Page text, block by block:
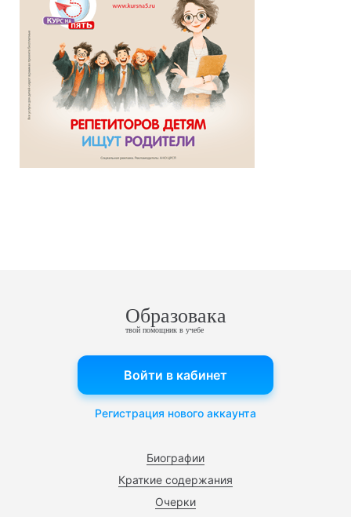
Образовака
твой помощник в учебе
Биографии
Краткие содержания
Очерки
Войти в кабинет
Регистрация нового аккаунта